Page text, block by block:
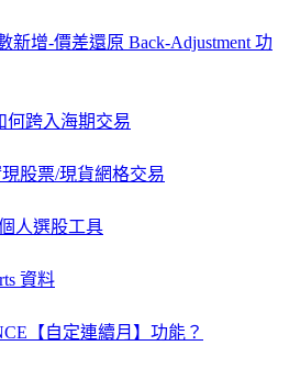
新增-價差還原 Back-Adjustment 功
何跨入海期交易
現股票/現貨網格交易
人選股工具
資料
【自定連續月】功能？